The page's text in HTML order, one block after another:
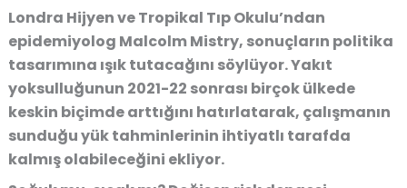
Londra Hijyen ve Tropikal Tıp Okulu’ndan
epidemiyolog Malcolm Mistry, sonuçların politika
tasarımına ışık tutacağını söylüyor. Yakıt
yoksulluğunun 2021-22 sonrası birçok ülkede
keskin biçimde arttığını hatırlatarak, çalışmanın
sunduğu yük tahminlerinin ihtiyatlı tarafda
kalmış olabileceğini ekliyor.